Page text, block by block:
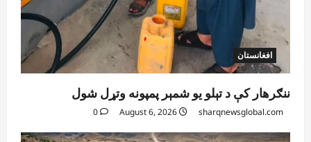
sharqnewsglobal.com
August 6, 2026
0
افغانستان
ننګرهار کې د تېلو یو شمېر پمپونه وتړل شول
sharqnewsglobal.com
0